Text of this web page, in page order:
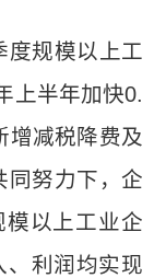
度规模以上工
上半年加快0.
增减税降费及
同努力下，企
以上工业企
、利润均实现